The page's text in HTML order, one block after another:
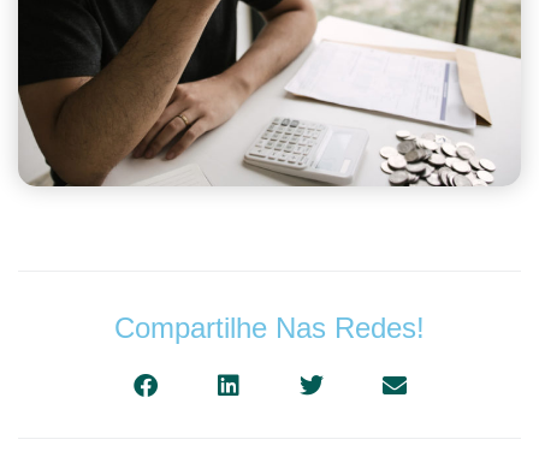
Compartilhe Nas Redes!